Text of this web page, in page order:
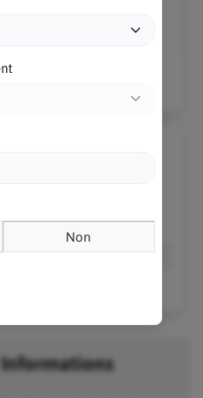
pascal.fr/
Informations
Non